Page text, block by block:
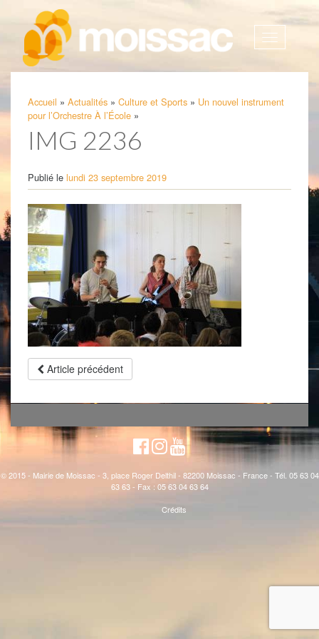
Afficher
Accueil » Actualités » Culture et Sports » Un nouvel instrument
pour l’Orchestre À l’École »
IMG 2236
Publié le lundi 23 septembre 2019
Article précédent
© 2015 - Mairie de Moissac - 3, place Roger Delthil - 82200 Moissac - France - Tél. 05 63 04
63 63 - Fax : 05 63 04 63 64
Crédits